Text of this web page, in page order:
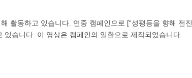
활동하고 있습니다. 연중 캠페인으로 [“성평등을 향해 전진
습니다. 이 영상은 캠페인의 일환으로 제작되었습니다.